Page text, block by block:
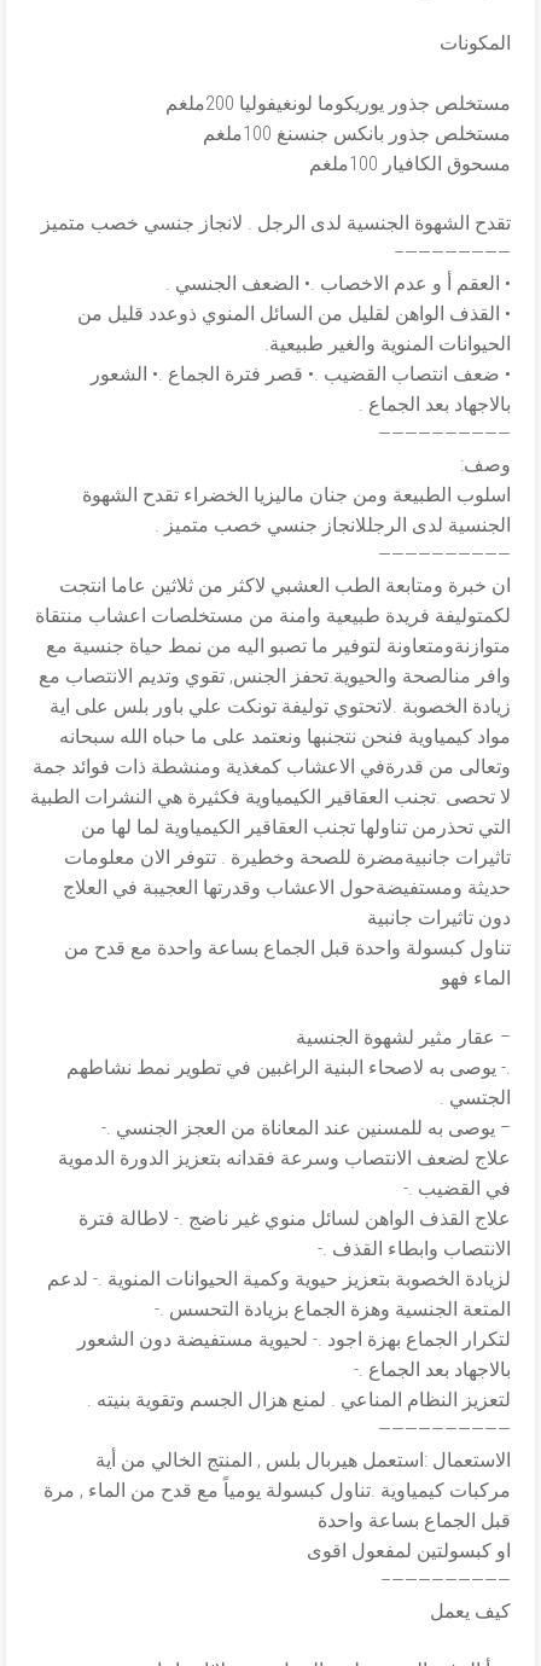
المكونات
مستخلص جذور يوريكوما لونغيفوليا 200ملغم​
مستخلص جذور بانكس جنسنغ 100ملغم
مسحوق الكافيار 100ملغم
تقدح الشهوة الجنسية لدى الرجل . لانجاز جنسي خصب متميز
————————–
• العقم أ و عدم الاخصاب .• الضعف الجنسي .
• القذف الواهن لقليل من السائل المنوي ذوعدد قليل من
الحيوانات المنوية والغير طبيعية.
• ضعف انتصاب القضيب .• قصر فترة الجماع .• الشعور
بالاجهاد بعد الجماع .
——————————
وصف:
اسلوب الطبيعة ومن جنان ماليزيا الخضراء تقدح الشهوة
الجنسية لدى الرجللانجاز جنسي خصب متميز .
——————————
ان خبرة ومتابعة الطب العشبي لاكثر من ثلاثين عاما انتجت
لكمتوليفة فريدة طبيعية وامنة من مستخلصات اعشاب منتقاة
متوازنةومتعاونة لتوفير ما تصبو اليه من نمط حياة جنسية مع
وافر منالصحة والحيوية.تحفز الجنس, تقوي وتديم الانتصاب مع
زيادة الخصوبة .لاتحتوي توليفة تونكت علي باور بلس على اية
مواد كيمياوية فنحن نتجنبها ونعتمد على ما حباه الله سبحانه
وتعالى من قدرةفي الاعشاب كمغذية ومنشطة ذات فوائد جمة
لا تحصى .تجنب العقاقير الكيمياوية فكثيرة هي النشرات الطبية
التي تحذرمن تناولها تجنب العقاقير الكيمياوية لما لها من
تاثيرات جانبيةمضرة للصحة وخطيرة . تتوفر الان معلومات
حديثة ومستفيضةحول الاعشاب وقدرتها العجيبة في العلاج
دون تاثيرات جانبية
تناول كبسولة واحدة قبل الجماع بساعة واحدة مع قدح من
الماء فهو
– عقار مثير لشهوة الجنسية
.- يوصى به لاصحاء البنية الراغبين في تطوير نمط نشاطهم
الجتسي .
– يوصى به للمسنين عند المعاناة من العجز الجنسي .-
علاج لضعف الانتصاب وسرعة فقدانه بتعزيز الدورة الدموية
في القضيب .-
علاج القذف الواهن لسائل منوي غير ناضج .- لاطالة فترة
الانتصاب وابطاء القذف .-
لزيادة الخصوبة بتعزيز حيوية وكمية الحيوانات المنوية .- لدعم
المتعة الجنسية وهزة الجماع بزيادة التحسس .-
لتكرار الجماع بهزة اجود .- لحيوية مستفيضة دون الشعور
بالاجهاد بعد الجماع .-
لتعزيز النظام المناعي . لمنع هزال الجسم وتقوية بنيته .
——————————
الاستعمال :استعمل هيربال بلس , المنتج الخالي من أية
مركبات كيمياوية .تناول كبسولة يومياً مع قدح من الماء , مرة
قبل الجماع بساعة واحدة
او كبسولتين لمفعول اقوى
—————————–
كيف يعمل